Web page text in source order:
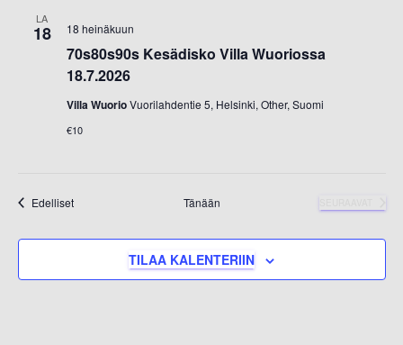
LA
18
70s80s90s Kesädisko Villa Wuoriossa
18.7.2026
18 heinäkuun
Villa WuorioVuorilahdentie 5, Helsinki, Other, Suomi
€10
EdellisetTapahtumat Tänään
TAPAHTUMAT
TILAA KALENTERIIN